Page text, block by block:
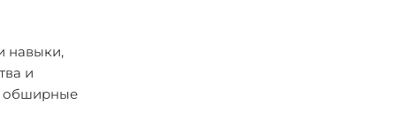
навыки,
и
обширные